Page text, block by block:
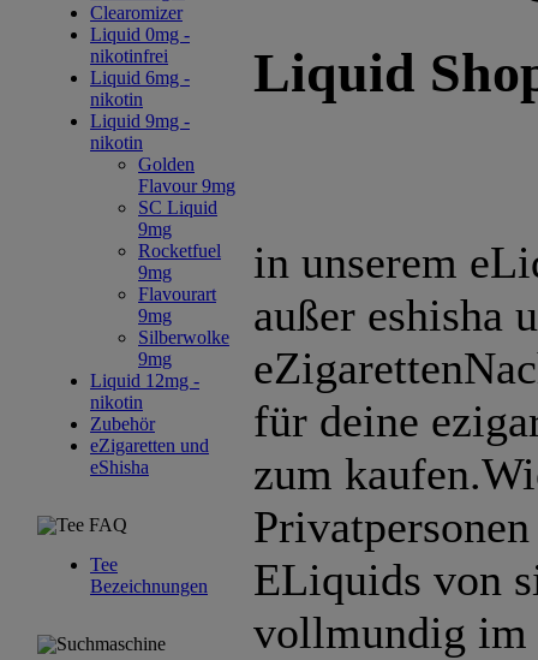
Clearomizer
Liquid 0mg -
nikotinfrei
Liquid 6mg -
nikotin
Liquid 9mg -
nikotin
Golden
Flavour 9mg
SC Liquid
9mg
Rocketfuel
9mg
Flavourart
9mg
Silberwolke
9mg
Liquid 12mg -
nikotin
Zubehör
eZigaretten und
eShisha
Tee FAQ
Tee
Bezeichnungen
Suchmaschine
Liquid
in unserem
außer eshisha
für deine
zum
ELiquids von
vollmundig im